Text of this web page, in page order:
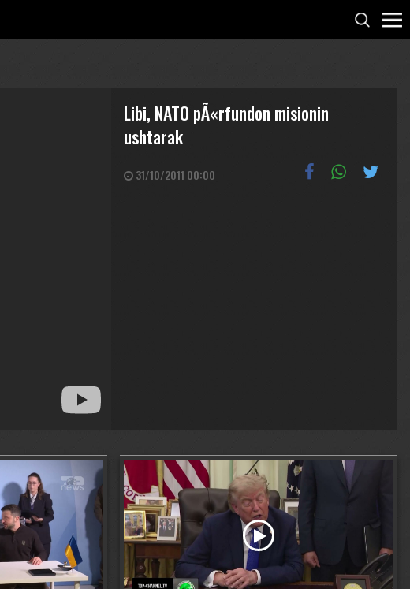
Libi, NATO pÃ«rfundon misionin
ushtarak
31/10/2011 00:00